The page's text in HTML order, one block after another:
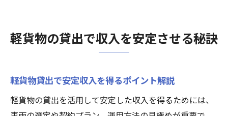
レンタル料金を抑える軽貨物運用術を紹介
軽貨物レンタル料金を抑える選び方のコツ
軽貨物レンタル格安プランの活用ポイント
軽貨物車両レンタル時に注意すべき契約条
軽貨物の貸出で収入を安定させる秘訣
軽貨物貸出で安定収入を得るポイント解説
軽貨物の貸出を活用して安定した収入を得るためには、